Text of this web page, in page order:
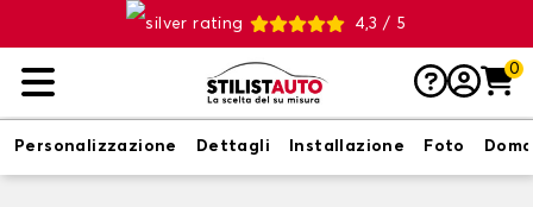
4,3 / 5
0
Personalizzazione Dettagli Installazione Foto